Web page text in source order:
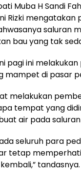
Muba H Sandi
Rizki
bau yang tak
pagi ini
mampet di pasar
melakukan
tempat yang
air pada
seluruh para
tetap
tandasnya.